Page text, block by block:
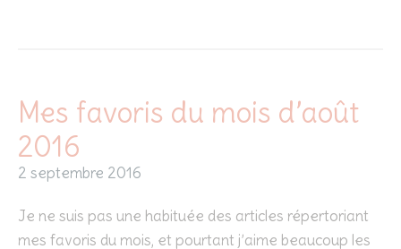
Mes favoris du mois d’août
2016
2 septembre 2016
Je ne suis pas une habituée des articles répertoriant
mes favoris du mois, et pourtant j’aime beaucoup les